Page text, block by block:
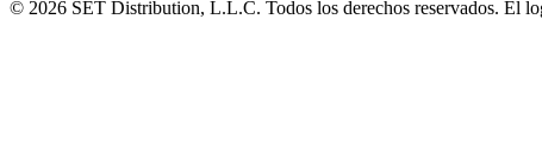
© 2026 SET Distribution, L.L.C. Todos los derechos reservados. El